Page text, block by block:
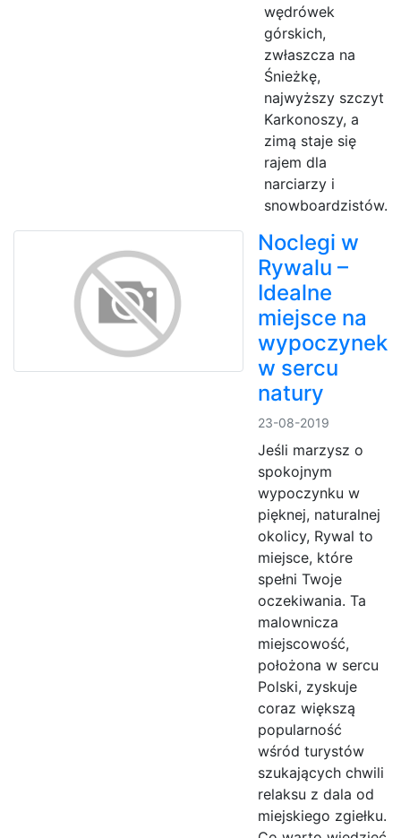
wędrówek
górskich,
zwłaszcza na
Śnieżkę,
najwyższy szczyt
Karkonoszy, a
zimą staje się
rajem dla
narciarzy i
snowboardzistów.
Noclegi w
Rywalu –
Idealne
miejsce na
wypoczynek
w sercu
natury
23-08-2019
Jeśli marzysz o
spokojnym
wypoczynku w
pięknej, naturalnej
okolicy, Rywal to
miejsce, które
spełni Twoje
oczekiwania. Ta
malownicza
miejscowość,
położona w sercu
Polski, zyskuje
coraz większą
popularność
wśród turystów
szukających chwili
relaksu z dala od
miejskiego zgiełku.